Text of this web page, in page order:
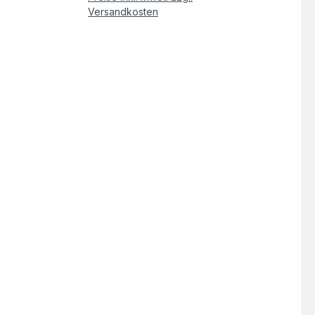
Versandkosten